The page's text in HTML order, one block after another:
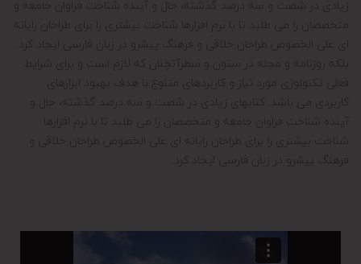
زیادی در شصت و سه درصد گذشته، حال و آینده شناخت فراوان جامعه و
متخصصان را می طلبد تا با نرم افزارها شناخت بیشتری را برای طراحان رایانه
ای علی الخصوص طراحان خلاقی و فرهنگ پیشرو در زبان فارسی ایجاد کرد.
بلکه روزنامه و مجله در ستون و سطرآنچنان که لازم است و برای شرایط
فعلی تکنولوژی مورد نیاز و کاربردهای متنوع با هدف بهبود ابزارهای
کاربردی می باشد. کتابهای زیادی در شصت و سه درصد گذشته، حال و
آینده شناخت فراوان جامعه و متخصصان را می طلبد تا با نرم افزارها
شناخت بیشتری را برای طراحان رایانه ای علی الخصوص طراحان خلاقی و
فرهنگ پیشرو در زبان فارسی ایجاد کرد.